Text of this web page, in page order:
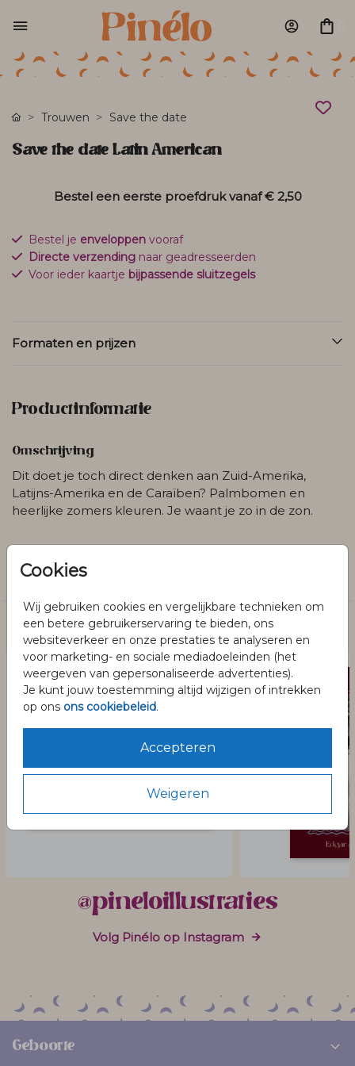
Cookies
Wij gebruiken cookies en vergelijkbare technieken om
een betere gebruikerservaring te bieden, ons
websiteverkeer en onze prestaties te analyseren en
voor marketing- en sociale mediadoeleinden (het
weergeven van gepersonaliseerde advertenties).
Je kunt jouw toestemming altijd wijzigen of intrekken
op ons ons cookiebeleid.
Accepteren
Weigeren
Trouwen Save the date
Save the date Latin American
Bestel een eerste proefdruk vanaf€ 2,50
Bestel je enveloppen vooraf
Directe verzending naar geadresseerden
Voor ieder kaartje bijpassende sluitzegels
Formaten en prijzen
Productinformatie
Omschrijving
Dit doet je toch direct denken aan Zuid-Amerika,
Latijns-Amerika en de Caraïben? Palmbomen en
heerlijke zomers kleuren. Je waant je zo in de zon.
Save the date
Dit vind je misschien ook leuk
@pineloillustraties
Volg Pinélo op Instagram
Geboorte